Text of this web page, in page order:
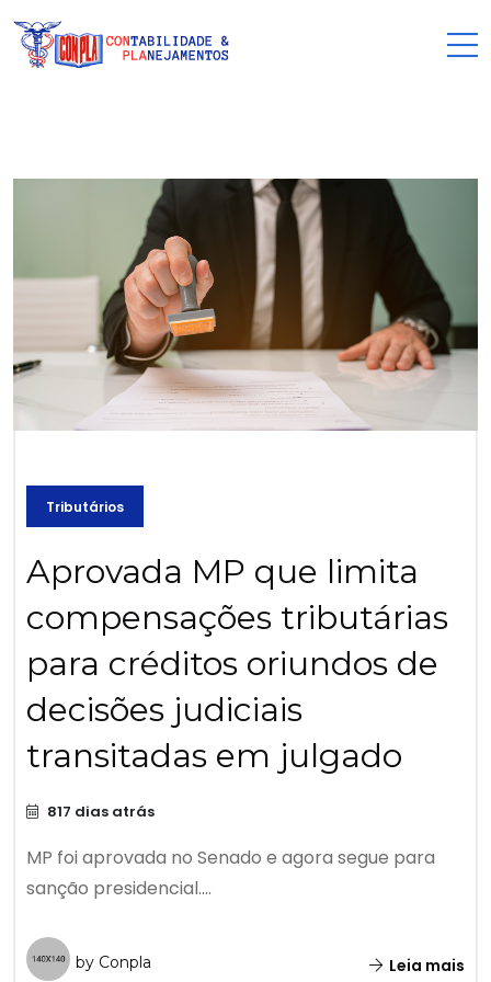
Tributários
Aprovada MP que limita
compensações tributárias
para créditos oriundos de
decisões judiciais
transitadas em julgado
817 dias atrás
MP foi aprovada no Senado e agora segue para
sanção presidencial....
by Conpla Leia mais